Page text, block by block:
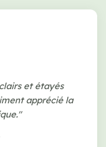
et étayés
apprécié la